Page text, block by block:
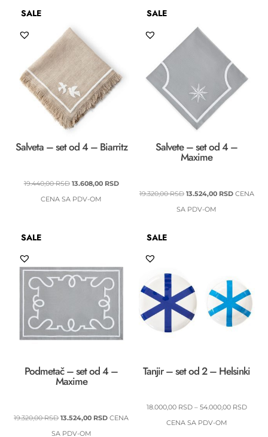
SALE
Salveta – set od 4 – Biarritz
19.440,00RSD ORIGINALNA
CENA
13.608,00 RSDTRENUTNA
CENA SA PDV-OM
SALE
Salvete – set od 4 –
Maxime
19.320,00RSD ORIGINALNA
CENA
13.524,00 RSD CENA
SA PDV-OM
SALE
Podmetač – set od 4 –
Maxime
19.320,00RSD ORIGINALNA
CENA
13.524,00 RSDTRENUTNA
CENA
SA PDV-OM
SALE
Tanjir – set od 2 – Helsinki
18.000,00 RSD – 54.000,00 RSD
CENA SA PDV-OM